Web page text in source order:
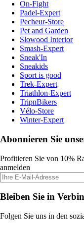
On-Fight
Padel-Expert
Pecheur-Store
Pet and Garden
Slowood Interior
Smash-Expert
Sneak'In
Sneakids
Sport is good
Trek-Expert
Triathlon-Expert
TripnBikers
Vélo-Store
Winter-Expert
Abonnieren Sie
Profitieren Sie von 10%
anmelden
Bleiben Sie in
Folgen Sie uns in den